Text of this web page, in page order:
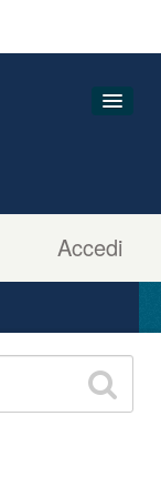
Accedi